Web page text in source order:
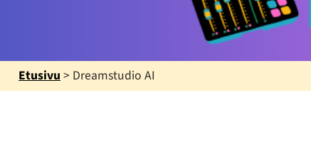
Etusivu> Dreamstudio AI